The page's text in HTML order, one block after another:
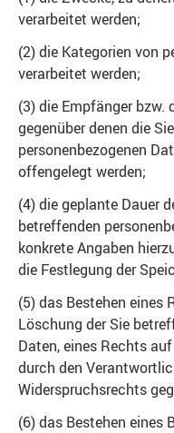
verarbeitet werden;
(2) die Kategorien von
verarbeitet werden;
(3) die Empfänger bzw.
gegenüber denen die
personenbezogenen
offengelegt werden;
(4) die geplante Dauer
betreffenden
konkrete Angaben
die Festlegung der
(5) das Bestehen eines
Löschung der Sie
Daten, eines Rechts
durch den
Widerspruchsrechts
(6) das Bestehen eines